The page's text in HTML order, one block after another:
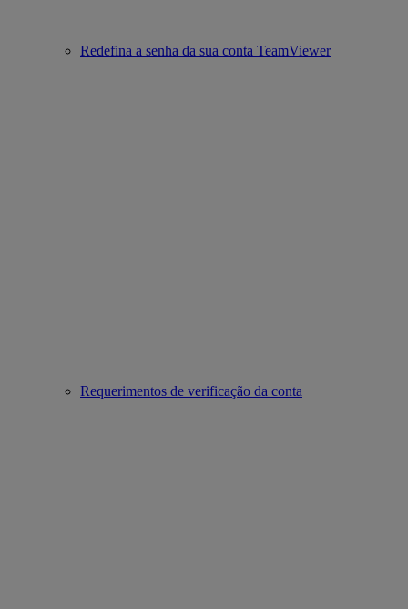
Redefina a senha da sua conta TeamViewer
Requerimentos de verificação da conta